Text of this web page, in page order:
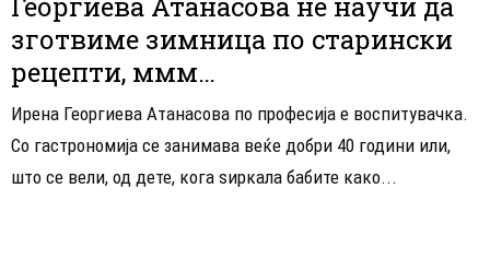
зготвиме зимница по старински
рецепти, ммм…
Ирена Георгиева Атанасова по професија е воспитувачка.
Со гастрономија се занимава веќе добри 40 години или,
што се вели, од дете, кога ѕиркала бабите како...